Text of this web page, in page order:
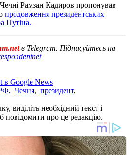
Рамзан Кадиров пропонував
продовження президентських
Путіна.
в Telegram. Підписуйтесь на
в Google News
, Чечня, президент,
виділіть необхідний текст і
повідомити про це редакцію.